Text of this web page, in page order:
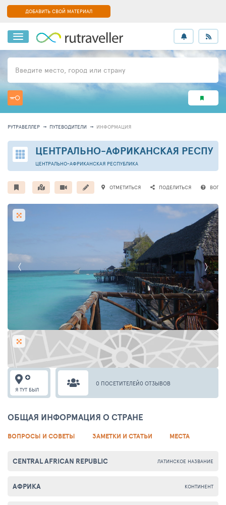
ДОБАВИТЬ СВОЙ МАТЕРИАЛ
Введите место, город или страну
РУТРАВЕЛЛЕР ПУТЕВОДИТЕЛИ ИНФОРМАЦИЯ
ЦЕНТРАЛЬНО-АФРИКАНСКАЯ
ЦЕНТРАЛЬНО-АФРИКАНСКАЯ РЕСПУБЛИКА
ОТМЕТИТЬСЯ ПОДЕЛИТЬСЯ
0 ПОСЕТИТЕЛЕЙ0 ОТЗЫВОВ
Я ТУТ БЫЛ
ОБЩАЯ ИНФОРМАЦИЯ О СТРАНЕ
ВОПРОСЫ И СОВЕТЫ ЗАМЕТКИ И СТАТЬИ МЕСТА
ЛАТИНСКОЕ НАЗВАНИЕ
CENTRAL AFRICAN REPUBLIC
КОНТИНЕНТ
АФРИКА